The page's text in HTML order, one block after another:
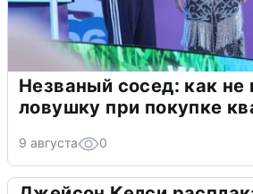
Незваный сосед: как не
ловушку при покупке
9 августа 0